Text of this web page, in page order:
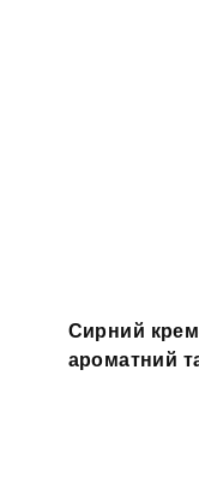
Сирний
ароматний